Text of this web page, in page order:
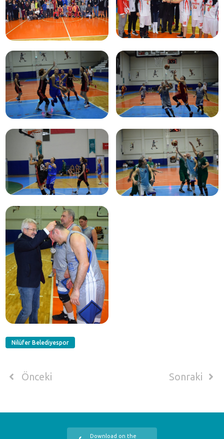
Nilüfer Belediyespor
Önceki Sonraki
Download on the